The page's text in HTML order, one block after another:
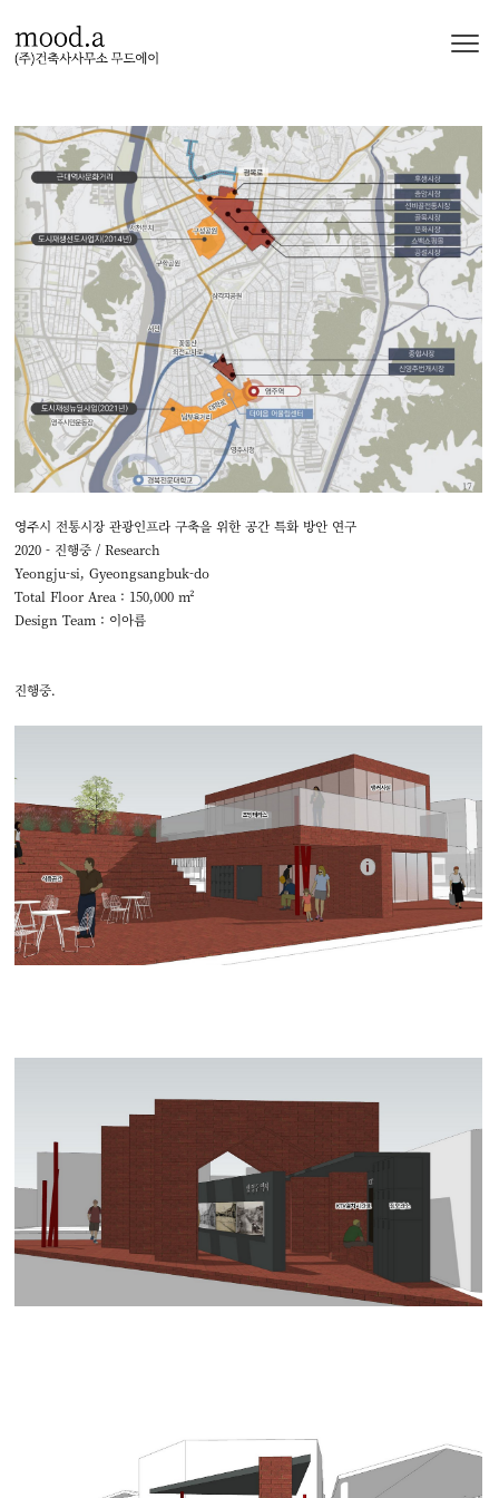
영주시 전통시장 관광인프라 구축을 위한 공간 특화 방안 연구
2020 - 진행중 / Research
Yeongju-si, Gyeongsangbuk-do
Total Floor Area : 150,000 m²
Design Team : 이아름
진행중.